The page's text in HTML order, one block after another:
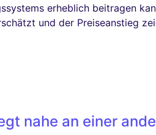
erheblich beitragen
und der Preiseanstieg
nahe an einer